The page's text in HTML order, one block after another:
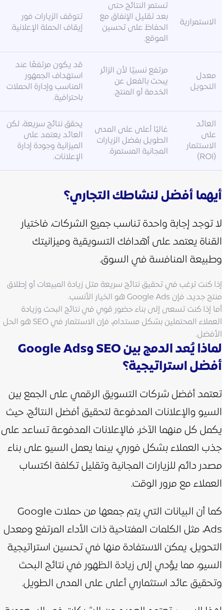
الاستمرارية
تستمر النتائج حتى
بعد تقليل الإنفاق مع
الحفاظ على تحسين
الموقع.
تتوقف الزيارات فور
إيقاف الحملة الإعلانية.
معدل
التحويل
مرتفع نسبيًا لأن الزائر
يبحث بالفعل عن
الخدمة أو المنتج.
قد يكون مرتفعًا عند
استهداف الجمهور
المناسب وإدارة الحملات
باحترافية.
العائد
على
الاستثمار
(ROI)
غالبًا أعلى على المدى
الطويل بفضل الزيارات
المجانية المستمرة.
يحقق نتائج سريعة، لكن
العائد يعتمد على
الميزانية وجودة إدارة
الإعلانات.
أيهما أفضل لنشاطك التجاري؟
لا توجد إجابة واحدة تناسب جميع الشركات، فاختيار
القناة يعتمد على أهدافك التسويقية وميزانيتك
وطبيعة المنافسة في السوق.
إذا كنت ترغب في تحقيق نتائج سريعة مثل زيادة المبيعات أو إطلاق
منتج جديد، فإن Google Ads هو الخيار الأنسب.
أما إذا كنت تسعى إلى بناء حضور قوي في نتائج البحث وزيادة
العملاء المحتملين بشكل مستدام، فإن الاستثمار في SEO هو الحل
الأفضل.
لماذا يُعد الدمج بين SEO وGoogle Ads
أفضل استراتيجية؟
تعتمد أفضل شركات التسويق الرقمي على الجمع بين
السيو والإعلانات المدفوعة لتحقيق أفضل النتائج، حيث
يكمل كل منهما الآخر، فالإعلانات المدفوعة تساعد على
جذب العملاء بشكل فوري، بينما يعمل السيو على بناء
مصدر دائم للزيارات المجانية وتقليل تكلفة اكتساب
العملاء مع مرور الوقت.
كما أن البيانات التي يتم جمعها من حملات Google
Ads، مثل الكلمات المفتاحية ذات الأداء المرتفع ومعدل
التحويل، يمكن الاستفادة منها في تحسين استراتيجية
السيو، مما يؤدي إلى زيادة الظهور في نتائج البحث
وتحقيق عائد استثماري أعلى على المدى الطويل.